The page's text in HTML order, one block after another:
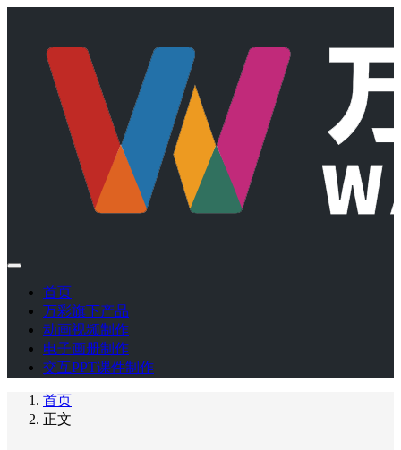
首页
万彩旗下产品
动画视频制作
电子画册制作
交互PPT课件制作
首页
正文